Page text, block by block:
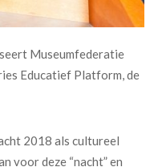
Museumfederatie
Educatief Platform, de
2018 als cultureel
voor deze “nacht” en